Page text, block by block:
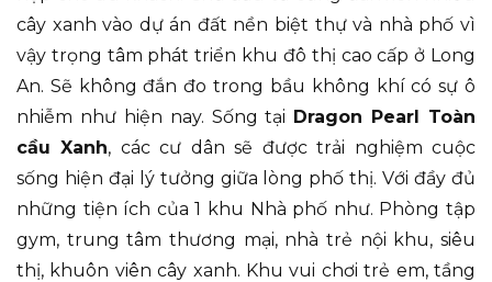
cây xanh vào dự án đất nền biệt thự và nhà phố vì
vậy trọng tâm phát triển khu đô thị cao cấp ở Long
An. Sẽ không đắn đo trong bầu không khí có sự ô
nhiễm như hiện nay. Sống tại Dragon Pearl Toàn
cầu Xanh, các cư dân sẽ được trải nghiệm cuộc
sống hiện đại lý tưởng giữa lòng phố thị. Với đầy đủ
những tiện ích của 1 khu Nhà phố như. Phòng tập
gym, trung tâm thương mại, nhà trẻ nội khu, siêu
thị, khuôn viên cây xanh. Khu vui chơi trẻ em, tầng